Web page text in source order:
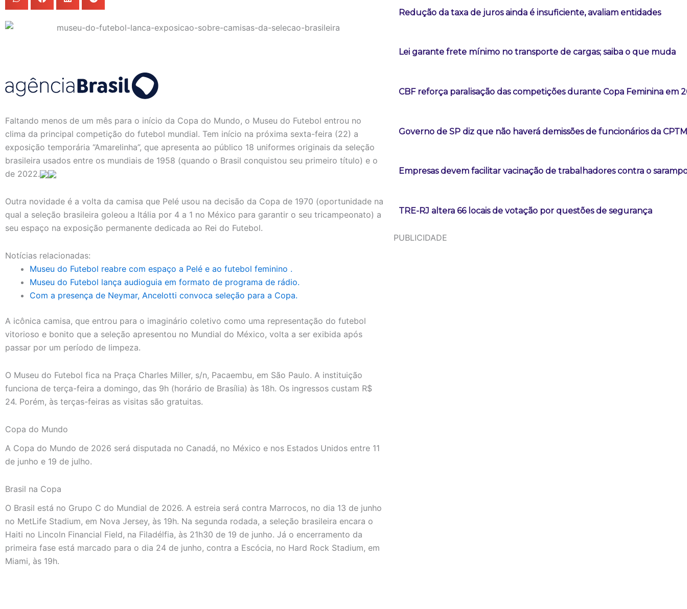
Faltando menos de um mês para o início da Copa do Mundo, o Museu do Futebol entrou no
clima da principal competição do futebol mundial. Tem início na próxima sexta-feira (22) a
exposição temporária “Amarelinha”, que apresenta ao público 18 uniformes originais da seleção
brasileira usados entre os mundiais de 1958 (quando o Brasil conquistou seu primeiro título) e o
de 2022.
Outra novidade é a volta da camisa que Pelé usou na decisão da Copa de 1970 (oportunidade na
qual a seleção brasileira goleou a Itália por 4 a 1 no México para garantir o seu tricampeonato) a
seu espaço na exposição permanente dedicada ao Rei do Futebol.
Notícias relacionadas:
Museu do Futebol reabre com espaço a Pelé e ao futebol feminino .
Museu do Futebol lança audioguia em formato de programa de rádio.
Com a presença de Neymar, Ancelotti convoca seleção para a Copa.
A icônica camisa, que entrou para o imaginário coletivo como uma representação do futebol
vitorioso e bonito que a seleção apresentou no Mundial do México, volta a ser exibida após
passar por um período de limpeza.
O Museu do Futebol fica na Praça Charles Miller, s/n, Pacaembu, em São Paulo. A instituição
funciona de terça-feira a domingo, das 9h (horário de Brasília) às 18h. Os ingressos custam R$
24. Porém, às terças-feiras as visitas são gratuitas.
Copa do Mundo
A Copa do Mundo de 2026 será disputada no Canadá, no México e nos Estados Unidos entre 11
de junho e 19 de julho.
Brasil na Copa
O Brasil está no Grupo C do Mundial de 2026. A estreia será contra Marrocos, no dia 13 de junho
no MetLife Stadium, em Nova Jersey, às 19h. Na segunda rodada, a seleção brasileira encara o
Haiti no Lincoln Financial Field, na Filadélfia, às 21h30 de 19 de junho. Já o encerramento da
primeira fase está marcado para o dia 24 de junho, contra a Escócia, no Hard Rock Stadium, em
Miami, às 19h.
Redução da taxa de juros ainda é insuficiente, avaliam entidades
Lei garante frete mínimo no transporte de cargas; saiba o que muda
CBF reforça paralisação das competições durante Copa Feminina em
Governo de SP diz que não haverá demissões de funcionários da CPTM
Empresas devem facilitar vacinação de trabalhadores contra o
TRE-RJ altera 66 locais de votação por questões de segurança
PUBLICIDADE